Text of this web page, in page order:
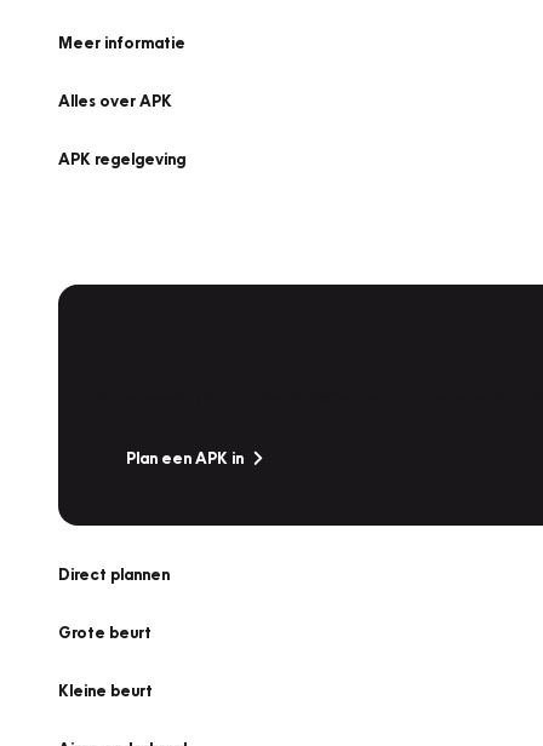
Meer informatie
Alles over APK
APK regelgeving
Plan een APK in
Direct plannen
Grote beurt
Kleine beurt